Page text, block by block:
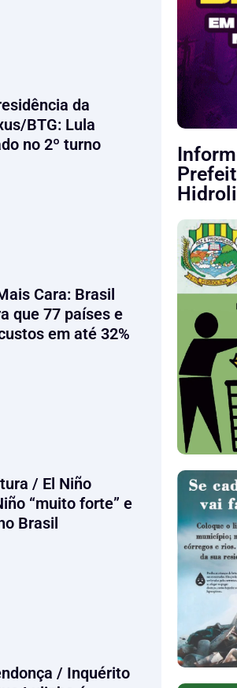
da
BTG: Lula
no 2º turno
Cara: Brasil
que 77 países e
em até 32%
/ El Niño
“muito forte” e
Brasil
/ Inquérito